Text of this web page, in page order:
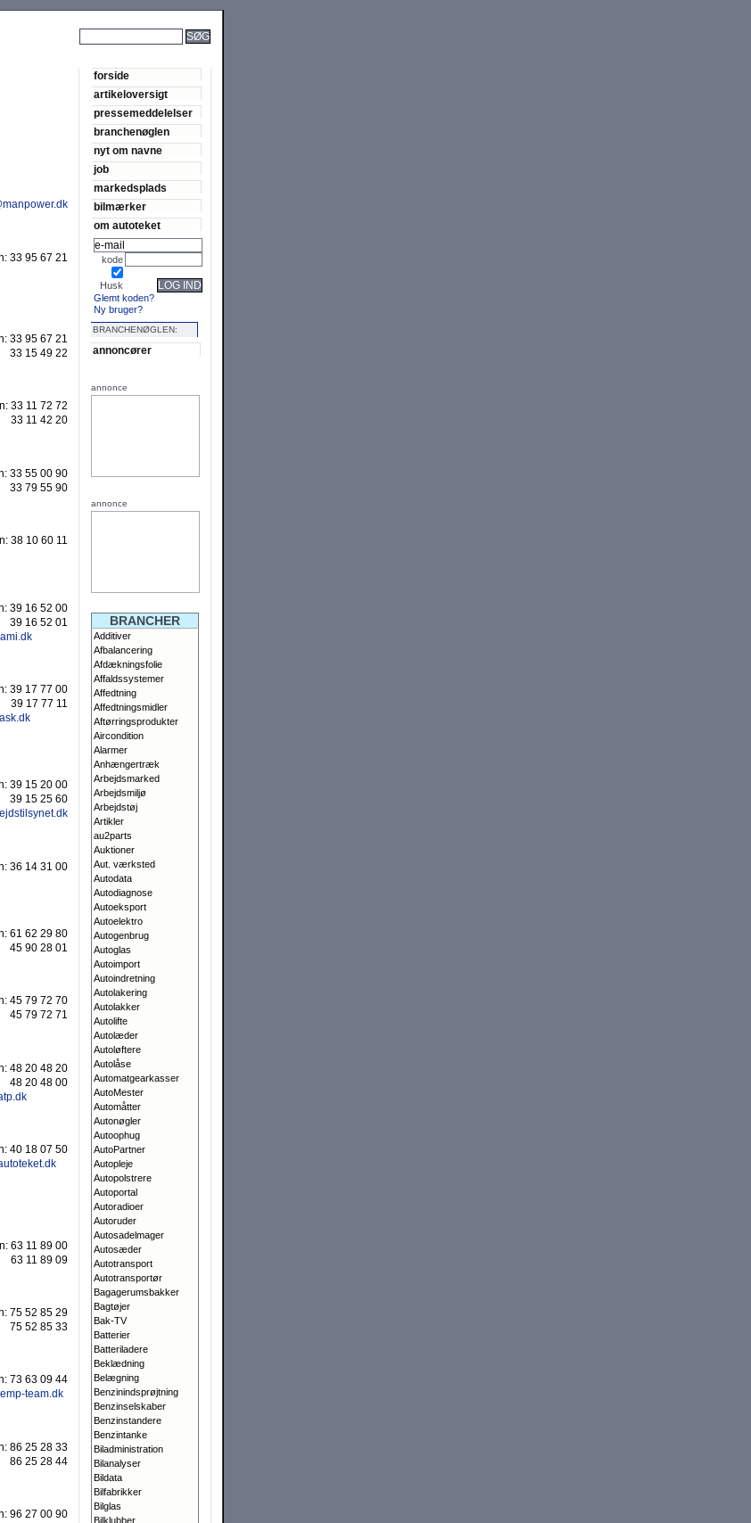
SØG
33 95 67 21
33 95 67 21
33 15 49 22
33 11 72 72
33 11 42 20
33 55 00 90
33 79 55 90
38 10 60 11
39 16 52 00
39 16 52 01
39 17 77 00
39 17 77 11
39 15 20 00
39 15 25 60
36 14 31 00
61 62 29 80
45 90 28 01
45 79 72 70
45 79 72 71
48 20 48 20
48 20 48 00
40 18 07 50
63 11 89 00
63 11 89 09
75 52 85 29
75 52 85 33
73 63 09 44
team.dk
86 25 28 33
86 25 28 44
96 27 00 90
forside
artikeloversigt
pressemeddelelser
branchenøglen
nyt om navne
job
markedsplads
bilmærker
om autoteket
kode
Husk LOG IND
Glemt koden?
Ny bruger?
BRANCHENØGLEN:
annoncører
annonce
annonce
BRANCHER
Additiver
Afbalancering
Afdækningsfolie
Affaldssystemer
Affedtning
Affedtningsmidler
Aftørringsprodukter
Aircondition
Alarmer
Anhængertræk
Arbejdsmarked
Arbejdsmiljø
Arbejdstøj
Artikler
au2parts
Auktioner
Aut. værksted
Autodata
Autodiagnose
Autoeksport
Autoelektro
Autogenbrug
Autoglas
Autoimport
Autoindretning
Autolakering
Autolakker
Autolifte
Autolæder
Autoløftere
Autolåse
Automatgearkasser
AutoMester
Automåtter
Autonøgler
Autoophug
AutoPartner
Autopleje
Autopolstrere
Autoportal
Autoradioer
Autoruder
Autosadelmager
Autosæder
Autotransport
Autotransportør
Bagagerumsbakker
Bagtøjer
Bak-TV
Batterier
Batteriladere
Beklædning
Belægning
Benzinindsprøjtning
Benzinselskaber
Benzinstandere
Benzintanke
Biladministration
Bilanalyser
Bildata
Bilfabrikker
Bilglas
Bilklubber